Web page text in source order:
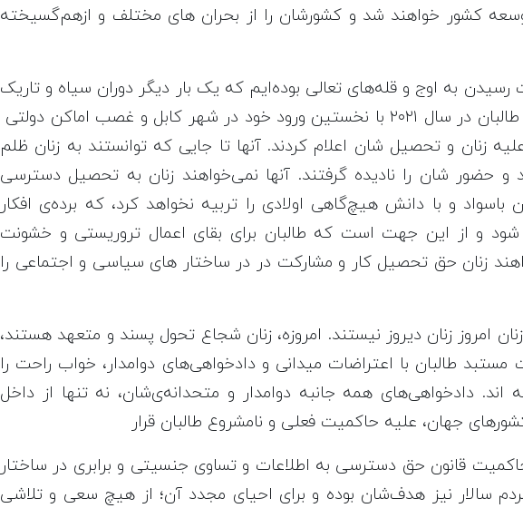
کشور خواهند شد و کشورشان را از بحران های مختلف و ازهم‌گسیخته
رسیدن به اوج و قله‌های تعالی بوده‌ایم که یک بار دیگر دوران سیاه و تاریک
طالبانیزم بوجود آمد. طالبان در سال ۲۰۲۱ با نخستین ورود خود در شهر کابل و غصب اماکن‌ دولتی
زنان و تحصیل شان اعلام کردند. آنها تا جایی که توانستند به زنان ظلم
و حضور شان را نادیده گرفتند. آنها نمی‌خواهند زنان به تحصیل دسترسی
باسواد و با دانش هیچ‌گاهی اولادی را تربيه نخواهد کرد، که برده‌ی افکار
شود و از این جهت است که طالبان برای بقای اعمال تروریستی و خشونت
زنان حق تحصیل کار و مشارکت در در ساختار های سیاسی و اجتماعی را
امروز زنان دیروز نیستند. امروزه، زنان شجاع تحول پسند و متعهد هستند،
طالبان با اعتراضات میدانی و دادخواهی‌های دوامدار، خواب راحت را
اند. دادخواهی‌های همه جانبه دوامدار و متحدانه‌‌ی‌شان، نه تنها از داخل
جهان، علیه حاکمیت فعلی و نامشروع طالبان قرار
قانون حق دسترسی به اطلاعات و تساوی جنسیتی و برابری در ساختار
سالار نیز هدف‌شان بوده و برای احیای مجدد آن؛ از هیچ سعی و تلاشی